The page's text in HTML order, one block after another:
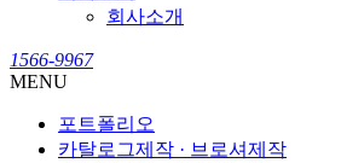
회사소개
1566-9967
MENU
포트폴리오
카탈로그제작 · 브로셔제작